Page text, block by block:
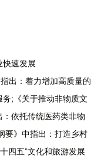
速发展
出：着力增加高质量的
;《关于推动非物质文
依托传统医药类非物
要》中指出：打造乡村
四五”文化和旅游发展